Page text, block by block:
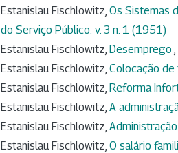
Estanislau Fischlowitz, Os Sistemas
do Serviço Público: v. 3 n. 1 (1951)
Estanislau Fischlowitz, Desemprego ,
Estanislau Fischlowitz, Colocação de
Estanislau Fischlowitz, Reforma
Estanislau Fischlowitz, A
Estanislau Fischlowitz,
Estanislau Fischlowitz, O salário